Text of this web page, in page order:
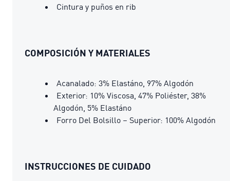
Cintura y puños en rib
COMPOSICIÓN Y MATERIALES
Acanalado: 3% Elastáno, 97% Algodón
Exterior: 10% Viscosa, 47% Poliéster, 38%
Algodón, 5% Elastáno
Forro Del Bolsillo – Superior: 100% Algodón
INSTRUCCIONES DE CUIDADO